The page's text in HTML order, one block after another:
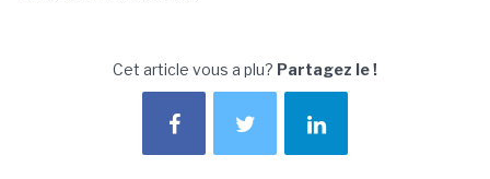
Cet article vous a plu? Partagez le !